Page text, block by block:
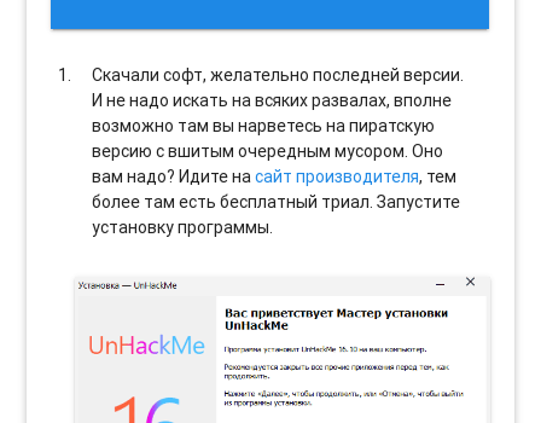
Скачали софт, желательно последней версии.
И не надо искать на всяких развалах, вполне
возможно там вы нарветесь на пиратскую
версию с вшитым очередным мусором. Оно
вам надо? Идите насайт производителя, тем
более там есть бесплатный триал. Запустите
установку программы.